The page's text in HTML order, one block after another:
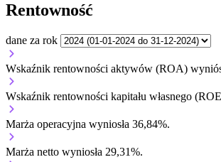
Rentowność
dane za rok
Wskaźnik rentowności aktywów (ROA)
Wskaźnik rentowności kapitału własnego
Marża operacyjna wyniosła 36,84%.
Marża netto wyniosła 29,31%.